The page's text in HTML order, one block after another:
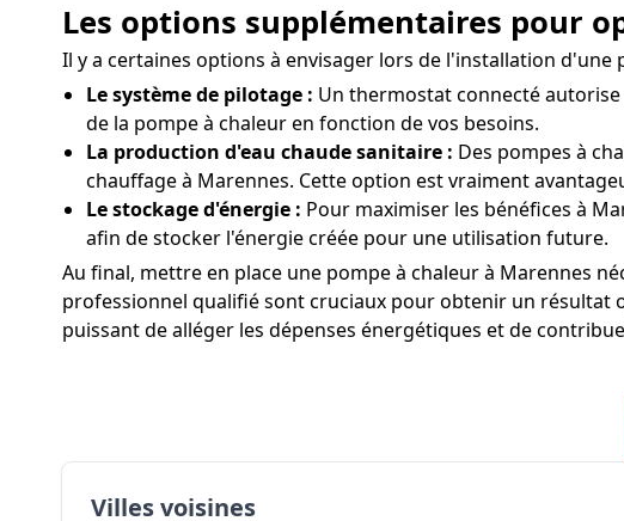
Les options supplémentaires pour
Il y a certaines options à envisager lors de l'installation
Le système de pilotage : Un thermostat connecté
de la pompe à chaleur en fonction de vos besoins.
La production d'eau chaude sanitaire : Des pompes à
chauffage à Marennes. Cette option est vraiment
Le stockage d'énergie : Pour maximiser les bénéfices à
afin de stocker l'énergie créée pour une utilisation future.
Au final, mettre en place une pompe à chaleur à Marennes
professionnel qualifié sont cruciaux pour obtenir un résultat
puissant de alléger les dépenses énergétiques et de
Villes voisines